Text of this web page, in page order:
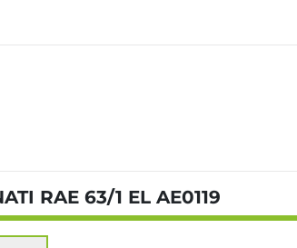
RAE 63/1 EL AE0119